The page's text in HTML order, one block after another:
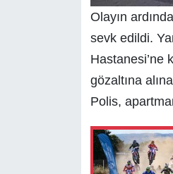
Olayın
sevk edildi.
Hastanesi’ne
gözaltına
Polis,